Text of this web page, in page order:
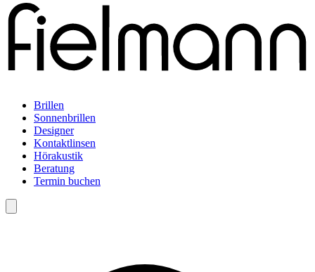
Brillen
Sonnenbrillen
Designer
Kontaktlinsen
Hörakustik
Beratung
Termin buchen